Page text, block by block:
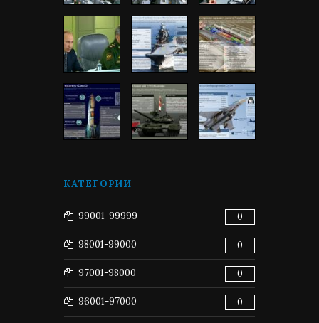
КАТЕГОРИИ
99001-99999 0
98001-99000 0
97001-98000 0
96001-97000 0